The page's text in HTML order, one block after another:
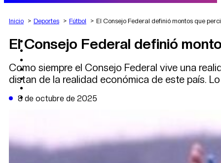
AGRO
DEPORTES
POLÍTICA
CAMBIO CLIMÁTICO
DE LA TRIBUNA TV
Inicio Deportes Fútbol El Consejo Federal definió montos que
El Consejo Federal definió
Como siempre el Consejo Federal vive una
distan de la realidad económica de este país.
8 de octubre de 2025